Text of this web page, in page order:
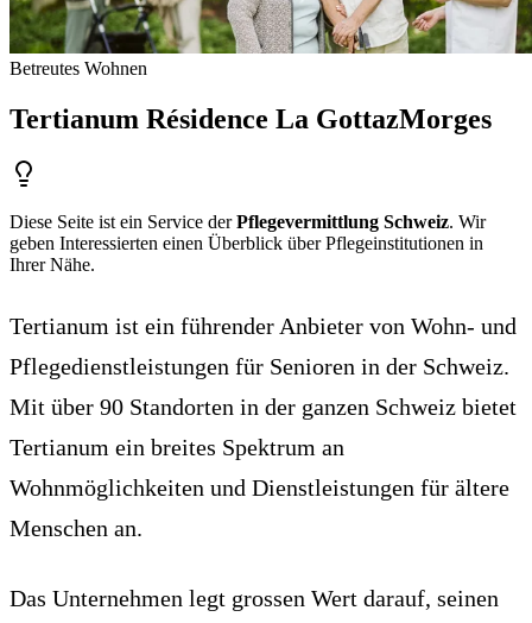
Betreutes Wohnen
Tertianum Résidence La GottazMorges
Diese Seite ist ein Service derPflegevermittlung Schweiz. Wir
geben Interessierten einen Überblick über Pflegeinstitutionen in
Ihrer Nähe.
Tertianum ist ein führender Anbieter von Wohn- und
Pflegedienstleistungen für Senioren in der Schweiz.
Mit über 90 Standorten in der ganzen Schweiz bietet
Tertianum ein breites Spektrum an
Wohnmöglichkeiten und Dienstleistungen für ältere
Menschen an.
Das Unternehmen legt grossen Wert darauf, seinen